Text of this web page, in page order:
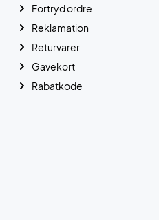
Fortryd ordre
Reklamation
Returvarer
Gavekort
Rabatkode